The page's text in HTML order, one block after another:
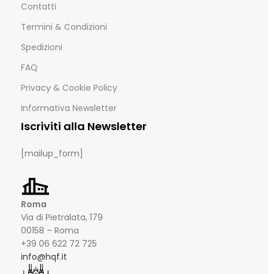
Contatti
Termini & Condizioni
Spedizioni
FAQ
Privacy & Cookie Policy
Informativa Newsletter
Iscriviti alla Newsletter
[mailup_form]
Roma
Via di Pietralata, 179
00158 – Roma
+39 06 622 72 725
info@hqf.it